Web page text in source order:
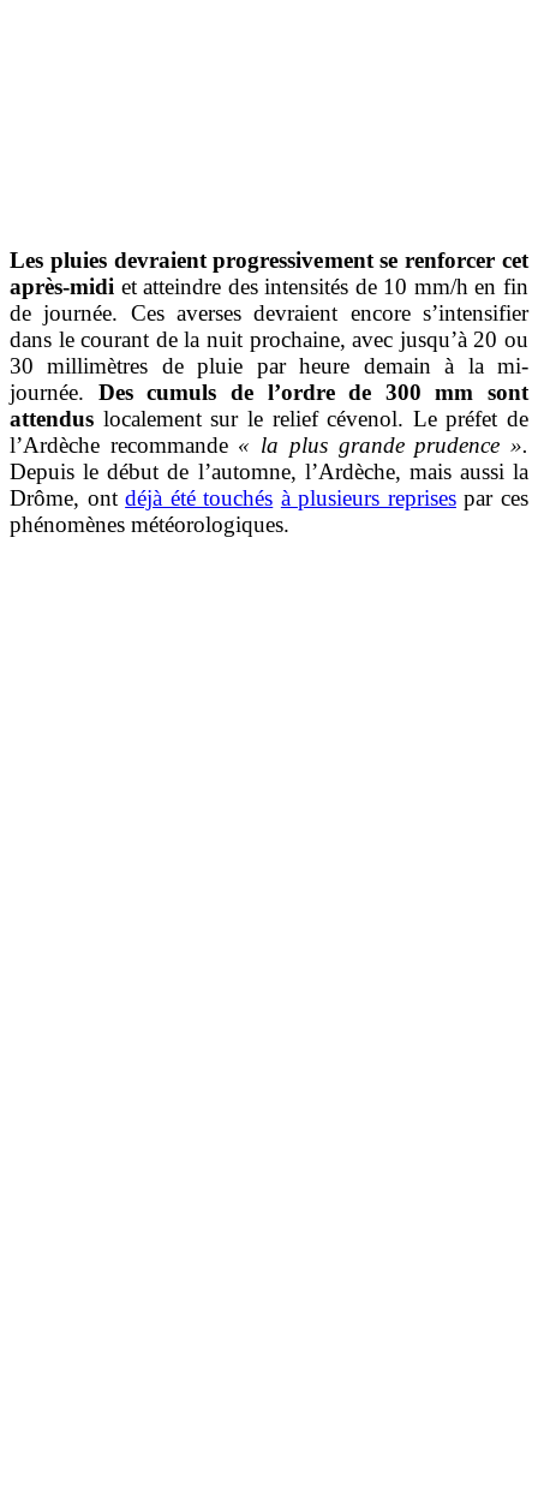
Les pluies devraient progressivement se renforcer cet
après-midi et atteindre des intensités de 10 mm/h en fin
de journée. Ces averses devraient encore s’intensifier
dans le courant de la nuit prochaine, avec jusqu’à 20 ou
30 millimètres de pluie par heure demain à la mi-
journée. Des cumuls de l’ordre de 300 mm sont
attendus localement sur le relief cévenol. Le préfet de
l’Ardèche recommande « la plus grande prudence ».
Depuis le début de l’automne, l’Ardèche, mais aussi la
Drôme, ontdéjà été touchés à plusieurs reprisespar ces
phénomènes météorologiques.